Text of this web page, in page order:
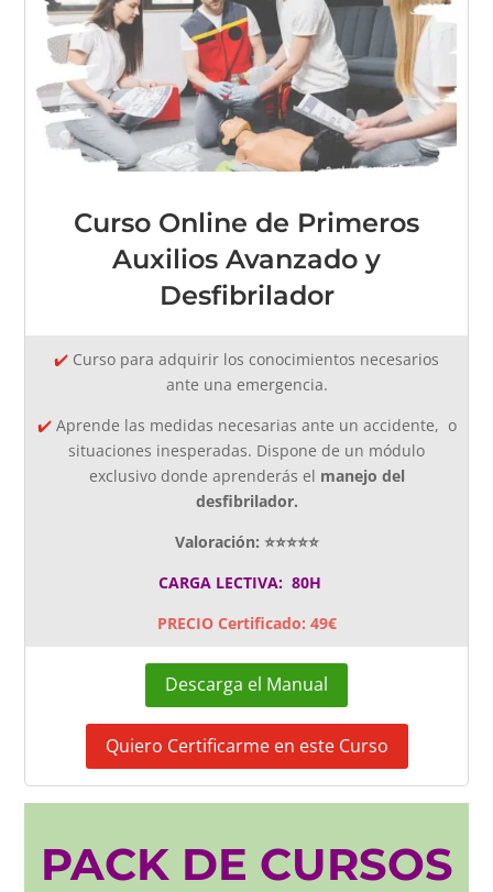
Curso Online de Primeros
Auxilios Avanzado y
Desfibrilador
✔️ Curso para adquirir los conocimientos necesarios
ante una emergencia.
✔️ Aprende las medidas necesarias ante un accidente, o
situaciones inesperadas. Dispone de un módulo
exclusivo donde aprenderás el manejo del
desfibrilador.
Valoración: ⭐⭐⭐⭐⭐
CARGA LECTIVA: 80H
PRECIO Certificado: 49€
Descarga el Manual
Quiero Certificarme en este Curso
PACK DE CURSOS